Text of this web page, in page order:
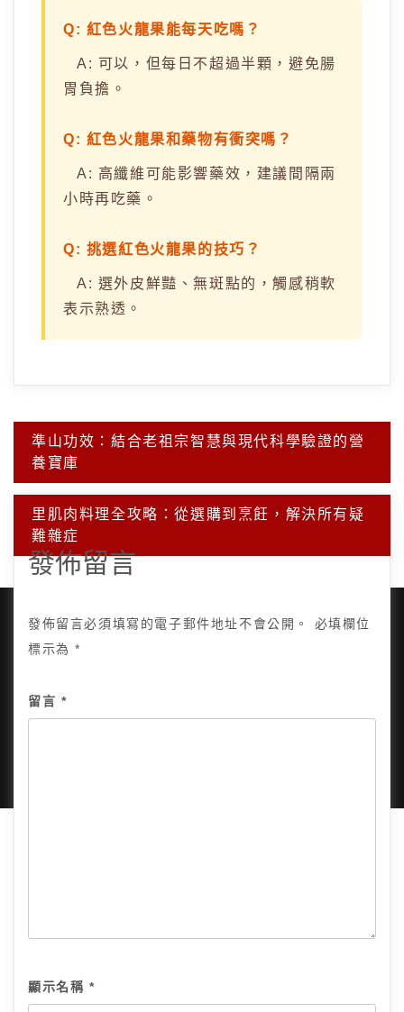
Q: 紅色火龍果能每天吃嗎？
A: 可以，但每日不超過半顆，避免腸
胃負擔。
Q: 紅色火龍果和藥物有衝突嗎？
A: 高纖維可能影響藥效，建議間隔兩
小時再吃藥。
Q: 挑選紅色火龍果的技巧？
A: 選外皮鮮豔、無斑點的，觸感稍軟
表示熟透。
文
章
導
覽
準山功效：結合老祖宗智慧與現代科學驗證的營
養寶庫
里肌肉料理全攻略：從選購到烹飪，解決所有疑
難雜症
發佈留言
發佈留言必須填寫的電子郵件地址不會公開。
必填欄位
標示為*
留言 *
顯示名稱 *